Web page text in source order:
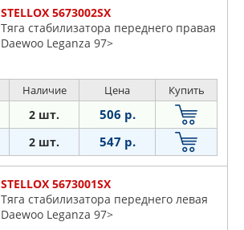
STELLOX 5673002SX
Тяга стабилизатора переднего правая
Daewoo Leganza 97>
Наличие Цена Купить
2 шт. 506 р.
2 шт. 547 р.
STELLOX 5673001SX
Тяга стабилизатора переднего левая
Daewoo Leganza 97>